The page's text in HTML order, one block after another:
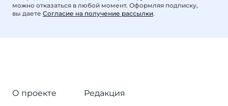
можно отказаться в любой момент. Оформляя подписку,
вы даете Согласие на получение рассылки.
О проекте
Редакция